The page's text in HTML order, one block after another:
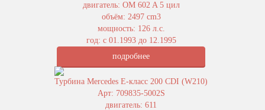
двигатель: OM 602 A 5 цил
объём: 2497 cm3
мощность: 126 л.с.
год: с 01.1993 до 12.1995
подробнее
Турбина Mercedes E-класс 200 CDI (W210)
Арт: 709835-5002S
двигатель: 611